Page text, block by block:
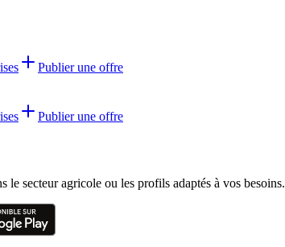
Publier une offre
Publier une offre
le secteur agricole ou les profils adaptés à vos besoins.